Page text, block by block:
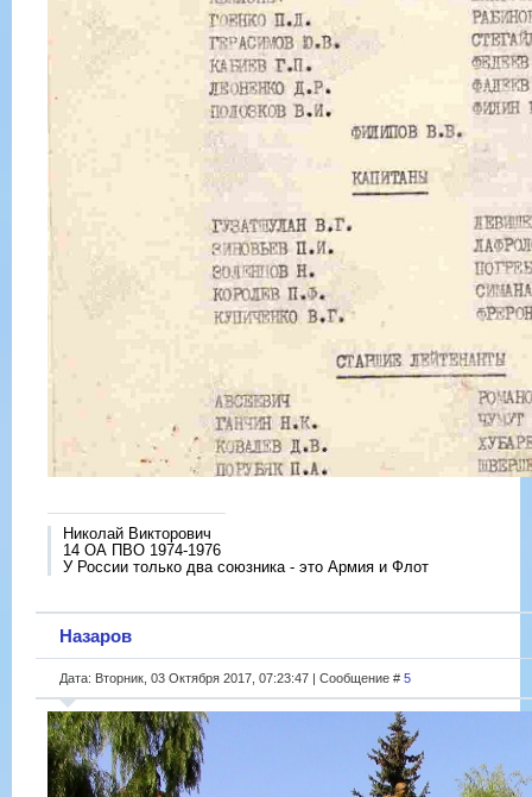
Николай Викторович
14 ОА ПВО 1974-1976
У России только два союзника - это Армия и Флот
Назаров
Дата: Вторник, 03 Октября 2017, 07:23:47 | Сообщение # 5